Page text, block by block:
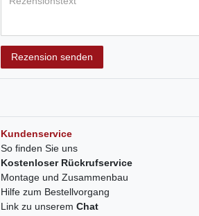
Rezension senden
Kundenservice
So finden Sie uns
Kostenloser Rückrufservice
Montage und Zusammenbau
Hilfe zum Bestellvorgang
Link zu unserem Chat